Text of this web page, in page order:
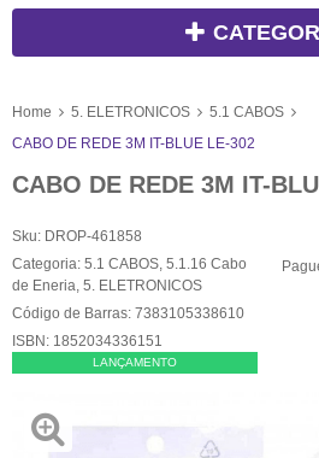
Home 5. ELETRONICOS
5.1 CABOS
CABO DE REDE 3M IT-BLUE LE-302
CABO DE REDE 3M IT-
Sku: DROP-461858
Categoria: 5.1 CABOS 5.1.16 Cabo
de Eneria 5. ELETRONICOS
Código de Barras: 7383105338610
ISBN: 1852034336151
LANÇAMENTO